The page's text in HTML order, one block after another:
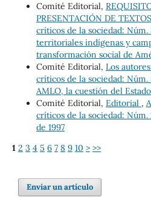
Comité Editorial,
PRESENTACIÓN DE TEXTOS
críticos de la sociedad: Núm.
territoriales indígenas y
transformación social de
Comité Editorial, Los autores
críticos de la sociedad:
AMLO, la cuestión del
Comité Editorial, Editorial ,
críticos de la sociedad: Núm.
de 1997
1 2 3 4 5 6 7 8 9 10 > >>
Enviar un artículo